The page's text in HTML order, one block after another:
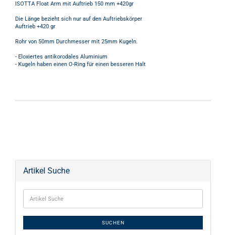
ISOTTA Float Arm mit Auftrieb 150 mm +420gr
Die Länge bezieht sich nur auf den Auftriebskörper
Auftrieb +420 gr
Rohr von 50mm Durchmesser mit 25mm Kugeln.
- Eloxiertes antikorodales Aluminium
- Kugeln haben einen O-Ring für einen besseren Halt
Artikel Suche
SUCHEN